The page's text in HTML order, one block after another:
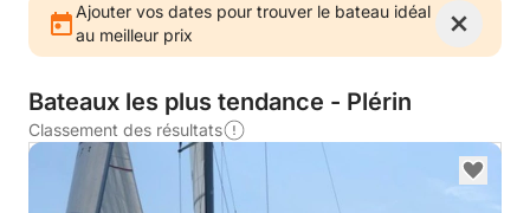
Ajouter vos dates pour trouver le bateau idéal
au meilleur prix
Bateaux les plus tendance - Plérin
Classement des résultats